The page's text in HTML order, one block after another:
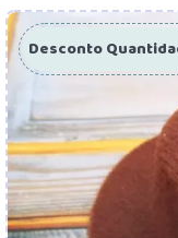
Desconto